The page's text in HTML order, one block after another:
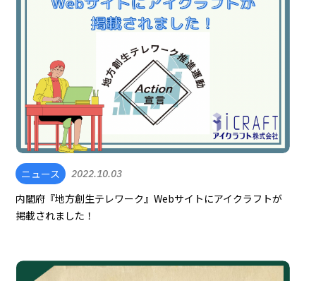
ニュース 2022.10.03
内閣府『地方創生テレワーク』Webサイトにアイクラフトが
掲載されました！